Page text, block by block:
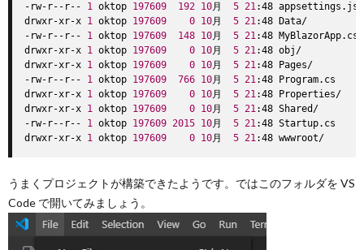
-rw-r--r-- 1 oktop 197609 192 10月 5 21:48
drwxr-xr-x 1 oktop 197609 0 10月 5 21:48 Data/
-rw-r--r-- 1 oktop 197609 148 10月 5 21:48
drwxr-xr-x 1 oktop 197609 0 10月 5 21:48 obj/
drwxr-xr-x 1 oktop 197609 0 10月 5 21:48 Pages/
-rw-r--r-- 1 oktop 197609 766 10月 5 21:48 Program.cs
drwxr-xr-x 1 oktop 197609 0 10月 5 21:48 Properties/
drwxr-xr-x 1 oktop 197609 0 10月 5 21:48 Shared/
-rw-r--r-- 1 oktop 197609 2015 10月 5 21:48 Startup.cs
drwxr-xr-x 1 oktop 197609 0 10月 5 21
うまくプロジェクトが構築できたようです。ではこのフォルダを VS
Code で開いてみましょう。